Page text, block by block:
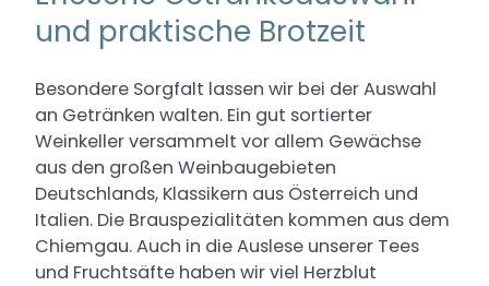
und praktische Brotzeit
Besondere Sorgfalt lassen wir bei der Auswahl
an Getränken walten. Ein gut sortierter
Weinkeller versammelt vor allem Gewächse
aus den großen Weinbaugebieten
Deutschlands, Klassikern aus Österreich und
Italien. Die Brauspezialitäten kommen aus dem
Chiemgau. Auch in die Auslese unserer Tees
und Fruchtsäfte haben wir viel Herzblut